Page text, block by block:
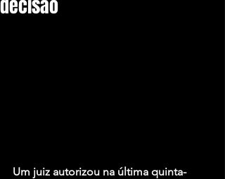
decisão
Um juiz autorizou na última quinta-